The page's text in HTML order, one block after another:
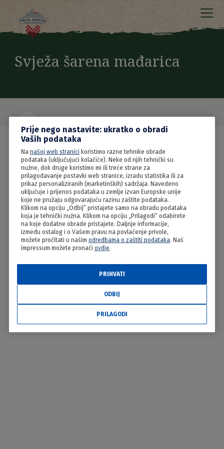
Svježa šarena mađarica
Prije nego nastavite: ukratko o obradi
Vaših podataka
Na našoj web stranici koristimo razne tehnike obrade
podataka (uključujući kolačiće). Neke od njih tehnički su
nužne, dok druge koristimo mi ili treće strane za
prilagođavanje postavki web stranice, izradu statistika ili za
prikaz personaliziranih (marketinških) sadržaja. Navedeno
uključuje i prijenos podataka u zemlje izvan Europske unije
koje ne pružaju odgovarajuću razinu zaštite podataka.
Klikom na opciju „Odbij“ pristajete samo na obradu podataka
koja je tehnički nužna. Klikom na opciju „Prilagodi“ odabirete
na koje dodatne obrade pristajete. Daljnje informacije,
između ostalog i o Vašem pravu na povlačenje privole,
možete pročitati u našim odredbama o zaštiti podataka. Naš
impressum možete pronaći ovdje.
ODBIJ
PRIHVATI
PRILAGODI